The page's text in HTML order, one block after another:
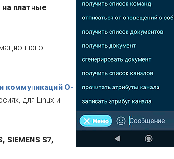
на платные
коммуникаций O-
для Linux и
S7,